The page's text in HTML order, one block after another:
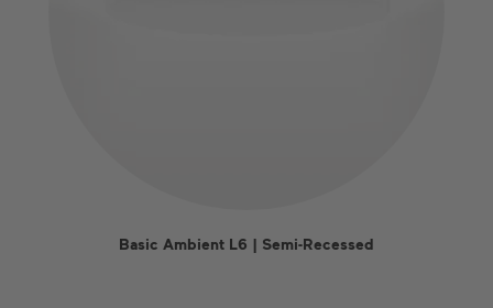
Basic Ambient L6 | Semi-Recessed